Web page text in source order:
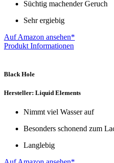
Süchtig machender Geruch
Sehr ergiebig
Auf Amazon ansehen*
Produkt Informationen
Black Hole
Hersteller: Liquid Elements
Nimmt viel Wasser auf
Besonders schonend zum
Langlebig